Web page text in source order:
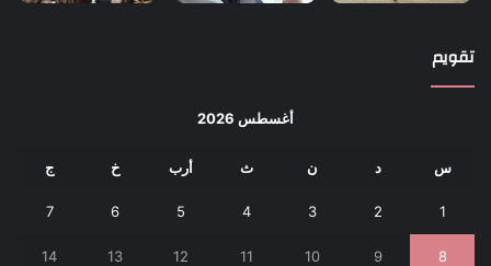
تقويم
أغسطس 2026
س د ن ث أرب خ ج
1
2
3
4
5
6
7
8
9
10
11
12
13
14